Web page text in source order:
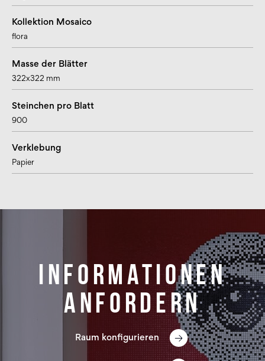
Kollektion Mosaico
flora
Masse der Blätter
322x322 mm
Steinchen pro Blatt
900
Verklebung
Papier
Informationen
anfordern
Raum konfigurieren